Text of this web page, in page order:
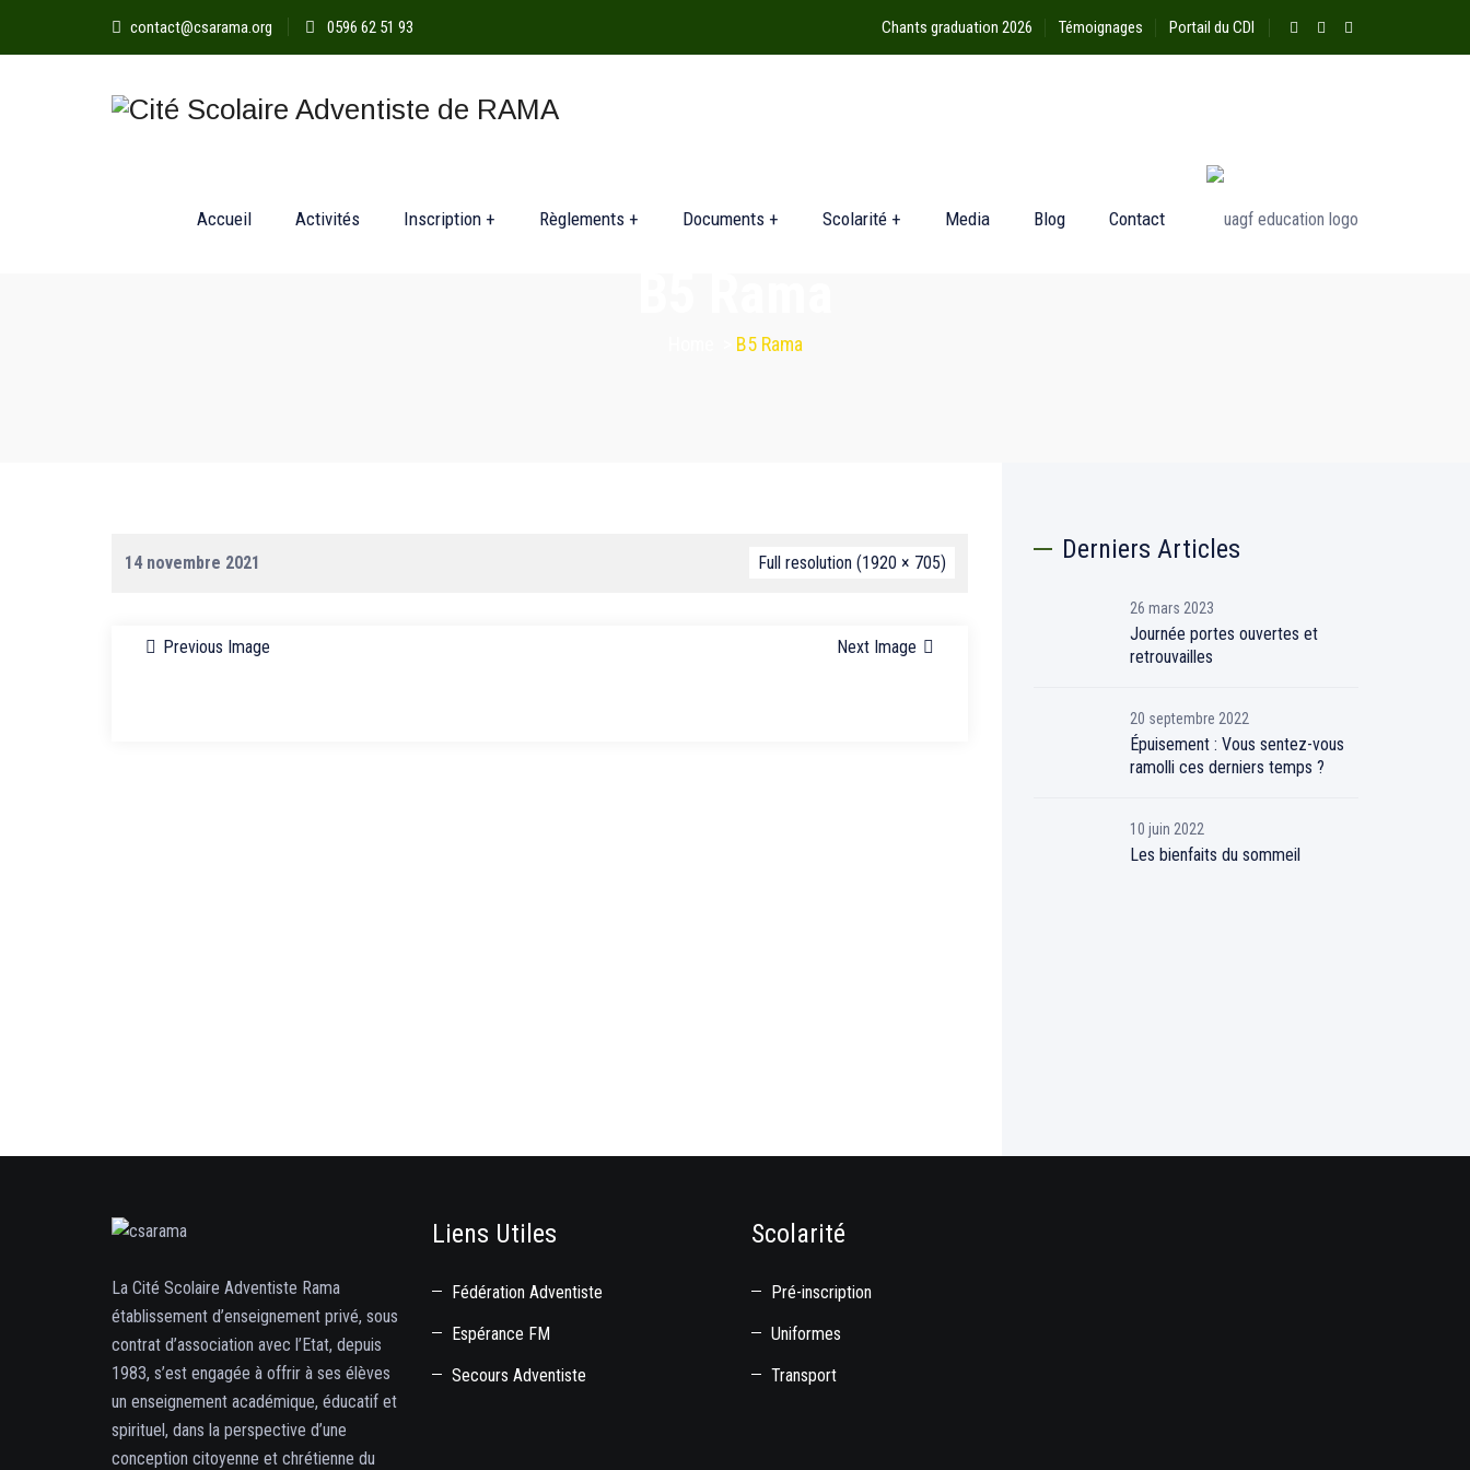
contact@csarama.org 0596 62 51 93 Chants graduation 2026 Témoignages Portail du CDI
Accueil Activités Inscription + Règlements + Documents + Scolarité + Media Blog Contact
B5 Rama
14 novembre 2021 Full resolution (1920 × 705)
Previous Image Next Image
Derniers Articles
26 mars 2023
Journée portes ouvertes et
retrouvailles
20 septembre 2022
Épuisement : Vous sentez-vous
ramolli ces derniers temps ?
10 juin 2022
Les bienfaits du sommeil
La Cité Scolaire Adventiste Rama
établissement d’enseignement privé, sous
contrat d’association avec l’Etat, depuis
1983, s’est engagée à offrir à ses élèves
un enseignement académique, éducatif et
spirituel, dans la perspective d’une
conception citoyenne et chrétienne du
Liens Utiles
Fédération Adventiste
Espérance FM
Secours Adventiste
Scolarité
Pré-inscription
Uniformes
Transport